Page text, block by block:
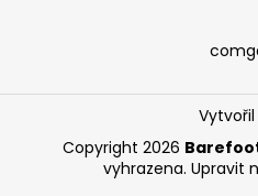
Copyright 2026
vyhrazena. Upravit